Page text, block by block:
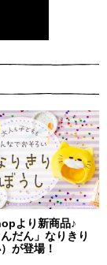
より新商品♪
んだん」なりきり
が登場！